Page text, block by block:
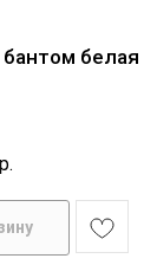
бантом белая
р.